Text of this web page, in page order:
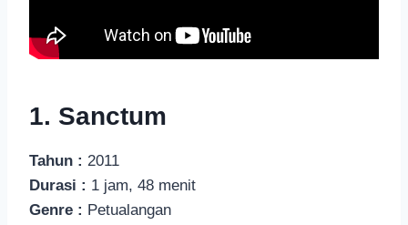
1. Sanctum
Tahun : 2011
Durasi : 1 jam, 48 menit
Genre : Petualangan